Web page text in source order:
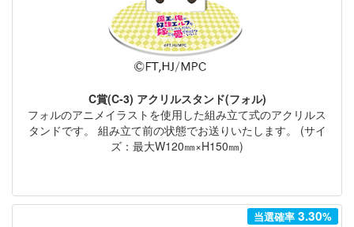
C賞(C-3) アクリルスタンド(フォル)
フォルのアニメイラストを使用した組み立て式のアクリルス
タンドです。 組み立て前の状態でお送りいたします。 (サイ
ズ：最大W120㎜×H150㎜)
当選確率3.30%